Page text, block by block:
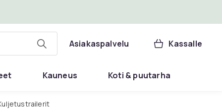
Asiakaspalvelu Kassalle
Kauneus Koti & puutarha
Kuljetustrailerit